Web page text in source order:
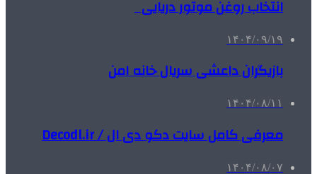
انتخاب روغن موتور دریایی
۱۴۰۴/۰۹/۱۹
بازیگران داعشی سریال خانه امن
۱۴۰۴/۰۸/۱۱
معرفی کامل سایت دکو دی ال / Decodl.ir
۱۴۰۴/۰۸/۰۷